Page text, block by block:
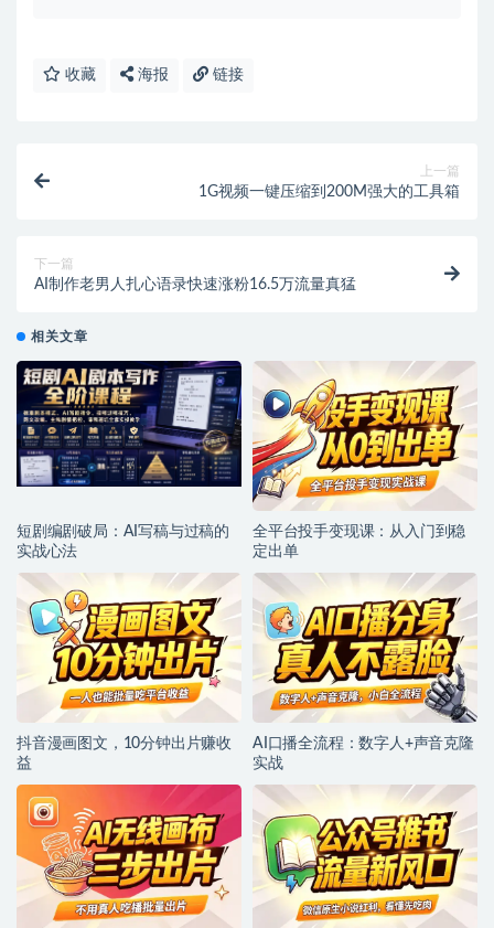
收藏 海报 链接
上一篇
1G视频一键压缩到200M强大的工具箱
下一篇
AI制作老男人扎心语录快速涨粉16.5万流量真猛
相关文章
短剧编剧破局：AI写稿与过稿的
实战心法
全平台投手变现课：从入门到稳
定出单
抖音漫画图文，10分钟出片赚收
益
AI口播全流程：数字人+声音克隆
实战